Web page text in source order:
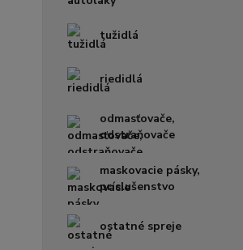
tužidlá
riedidlá
odmasťovače,
odstraňovače
maskovacie pásky,
príslušenstvo
ostatné spreje